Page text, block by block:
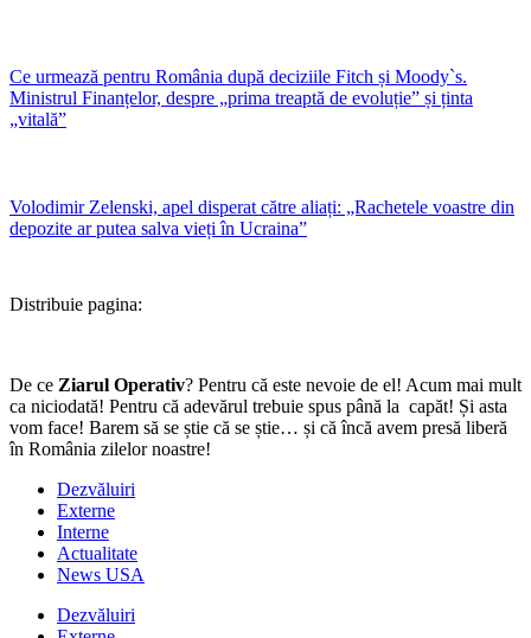
Ce urmează pentru România după deciziile Fitch și Moody`s.
Ministrul Finanțelor, despre „prima treaptă de evoluție” și ținta
„vitală”
Volodimir Zelenski, apel disperat către aliați: „Rachetele voastre din
depozite ar putea salva vieți în Ucraina”
Distribuie pagina:
De ce Ziarul Operativ? Pentru că este nevoie de el! Acum mai mult
ca niciodată! Pentru că adevărul trebuie spus până la capăt! Și asta
vom face! Barem să se știe că se știe… și că încă avem presă liberă
în România zilelor noastre!
Dezvăluiri
Externe
Interne
Actualitate
News USA
Dezvăluiri